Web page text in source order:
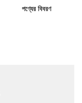
পণ্যের বিবরণ